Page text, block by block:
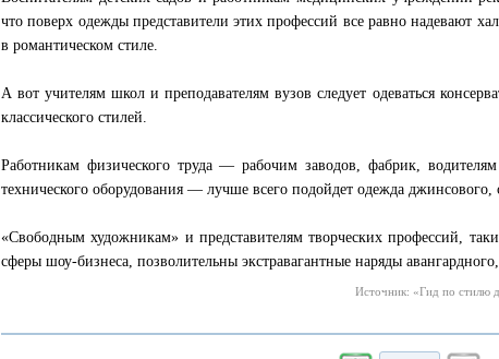
что поверх одежды представители этих профессий все равно надевают
в романтическом стиле.
А вот учителям школ и преподавателям вузов следует одеваться
классического стилей.
Работникам физического труда — рабочим заводов, фабрик,
технического оборудования — лучше всего подойдет одежда джинсового,
«Свободным художникам» и представителям творческих профессий,
сферы шоу-бизнеса, позволительны экстравагантные наряды
Источник: «Гид по стилю